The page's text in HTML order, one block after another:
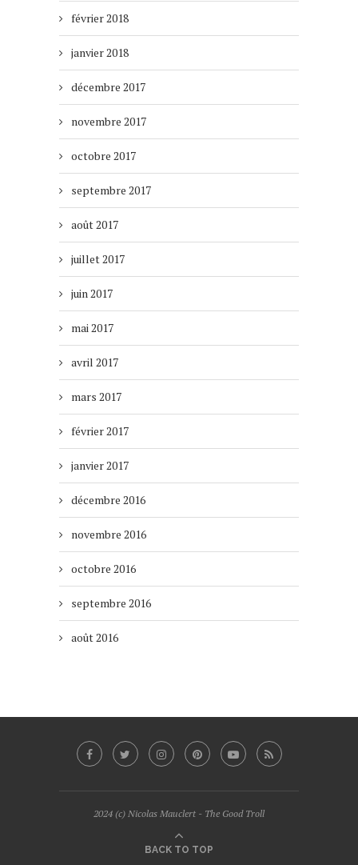
février 2018
janvier 2018
décembre 2017
novembre 2017
octobre 2017
septembre 2017
août 2017
juillet 2017
juin 2017
mai 2017
avril 2017
mars 2017
février 2017
janvier 2017
décembre 2016
novembre 2016
octobre 2016
septembre 2016
août 2016
2024 (c) Nicolas Mauclert - The Good Troll
BACK TO TOP